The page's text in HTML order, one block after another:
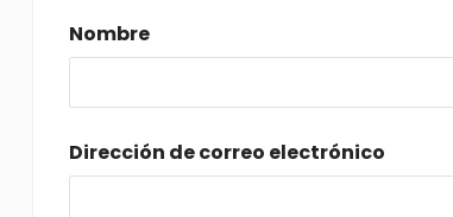
Nombre
Dirección de correo electrónico